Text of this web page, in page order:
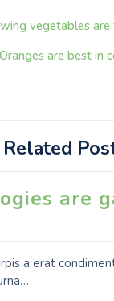
vegetables
Oranges are best in
Related
are
a erat